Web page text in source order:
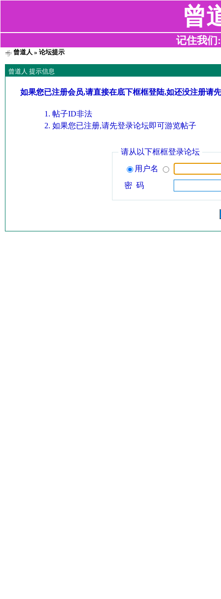
曾
记住我们
曾道人 » 论坛提示
曾道人 提示信息
如果您已注册会员,请直接在底下框框登陆,如还没注册请
帖子ID非法
如果您已注册,请先登录论坛即可游览帖子
请从以下框框登录论坛
用户名
密 码